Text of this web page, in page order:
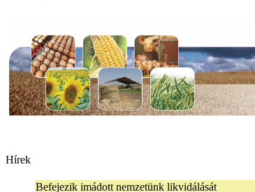
Hírek
Befejezik imádott nemzetünk likvidálását